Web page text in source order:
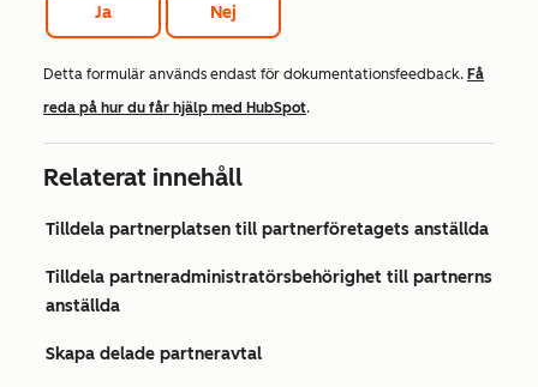
Ja Nej
Detta formulär används endast för dokumentationsfeedback. Få
reda på hur du får hjälp med HubSpot.
Relaterat innehåll
Tilldela partnerplatsen till partnerföretagets anställda
Tilldela partneradministratörsbehörighet till partnerns
anställda
Skapa delade partneravtal